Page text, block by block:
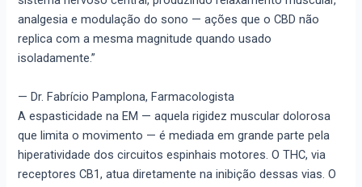
analgesia e modulação do sono — ações que o CBD não
replica com a mesma magnitude quando usado
isoladamente.”
— Dr. Fabrício Pamplona, Farmacologista
A espasticidade na EM — aquela rigidez muscular dolorosa
que limita o movimento — é mediada em grande parte pela
hiperatividade dos circuitos espinhais motores. O THC, via
receptores CB1, atua diretamente na inibição dessas vias. O